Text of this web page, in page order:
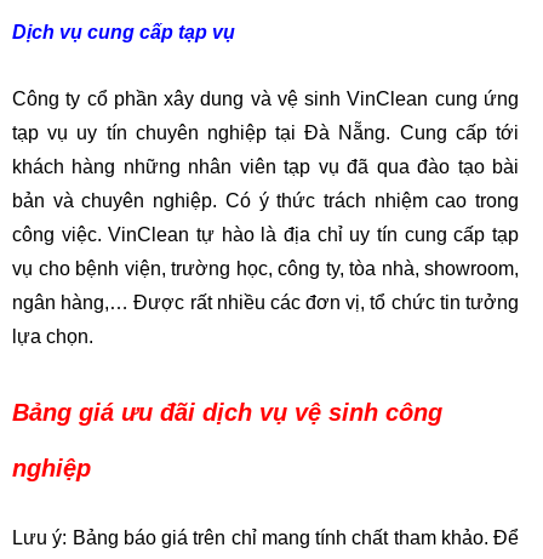
Dịch vụ cung cấp tạp vụ
Công ty cổ phần xây dung và vệ sinh VinClean cung ứng
tạp vụ uy tín chuyên nghiệp tại Đà Nẵng. Cung cấp tới
khách hàng những nhân viên tạp vụ đã qua đào tạo bài
bản và chuyên nghiệp. Có ý thức trách nhiệm cao trong
công việc. VinClean tự hào là địa chỉ uy tín cung cấp tạp
vụ cho bệnh viện, trường học, công ty, tòa nhà, showroom,
ngân hàng,… Được rất nhiều các đơn vị, tổ chức tin tưởng
lựa chọn.
Bảng giá ưu đãi dịch vụ vệ sinh công
nghiệp
Lưu ý: Bảng báo giá trên chỉ mang tính chất tham khảo. Để